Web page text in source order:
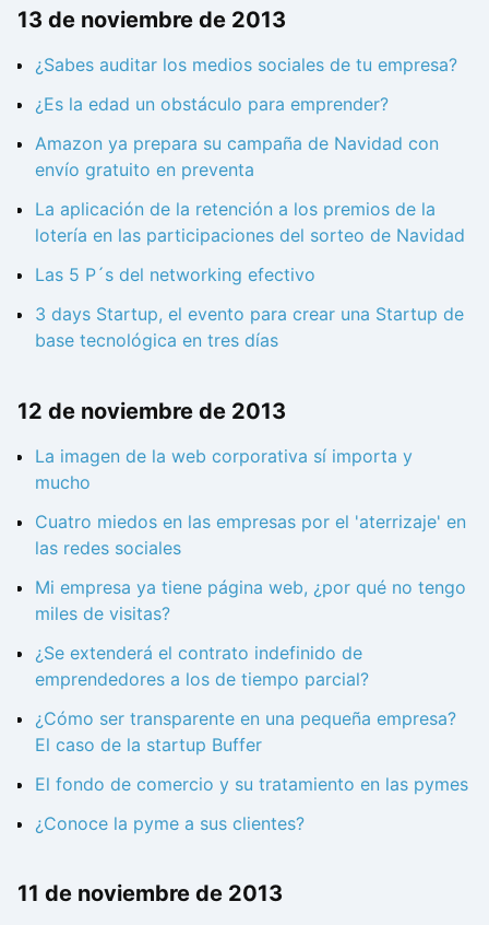
13 de noviembre de 2013
¿Sabes auditar los medios sociales de tu empresa?
¿Es la edad un obstáculo para emprender?
Amazon ya prepara su campaña de Navidad con
envío gratuito en preventa
La aplicación de la retención a los premios de la
lotería en las participaciones del sorteo de Navidad
Las 5 P´s del networking efectivo
3 days Startup, el evento para crear una Startup de
base tecnológica en tres días
12 de noviembre de 2013
La imagen de la web corporativa sí importa y
mucho
Cuatro miedos en las empresas por el 'aterrizaje' en
las redes sociales
Mi empresa ya tiene página web, ¿por qué no tengo
miles de visitas?
¿Se extenderá el contrato indefinido de
emprendedores a los de tiempo parcial?
¿Cómo ser transparente en una pequeña empresa?
El caso de la startup Buffer
El fondo de comercio y su tratamiento en las pymes
¿Conoce la pyme a sus clientes?
11 de noviembre de 2013